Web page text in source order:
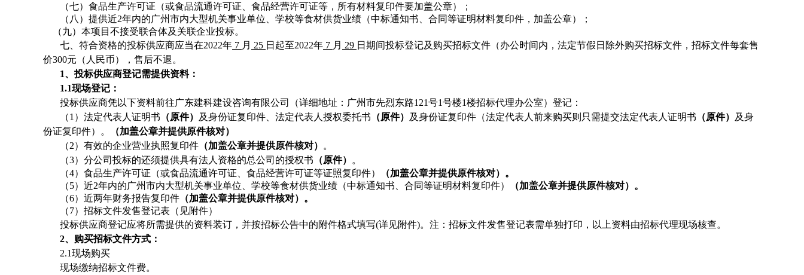
（七）食品生产许可证（或食品流通许可证、食品经营许可证等，所有材料复印件要加盖公章）；
（八）提供近2年内的广州市内大型机关事业单位、学校等食材供货业绩（中标通知书、合同等证明材料复印件，加盖公章）；
（九）本项目不接受联合体及关联企业投标。
七、符合资格的投标供应商应当在2022年 7 月 25 日起至2022年 7 月 29 日期间投标登记及购买招标文件（办公时间内，法定节假日除外购买招标文件，招标文件每套售
价300元（人民币），售后不退。
1、投标供应商登记需提供资料：
1.1现场登记：
投标供应商凭以下资料前往广东建科建设咨询有限公司（详细地址：广州市先烈东路121号1号楼1楼招标代理办公室）登记：
（1）法定代表人证明书 （原件） 及身份证复印件、法定代表人授权委托书 （原件） 及身份证复印件（法定代表人前来购买则只需提交法定代表人证明书 （原件）
及身
份证复印件）。
（加盖公章并提供原件核对）
（2）有效的企业营业执照复印件 （加盖公章并提供原件核对）
。
（3）分公司投标的还须提供具有法人资格的总公司的授权书 （原件）
。
（4）食品生产许可证（或食品流通许可证、食品经营许可证等证照复印件）
（加盖公章并提供原件核对）。
（5）近2年内的广州市内大型机关事业单位、学校等食材供货业绩（中标通知书、合同等证明材料复印件）
（加盖公章并提供原件核对）。
（6）近两年财务报告复印件 （加盖公章并提供原件核对）。
（7）招标文件发售登记表（见附件）
投标供应商登记应将所需提供的资料装订，并按招标公告中的附件格式填写(详见附件)。注：招标文件发售登记表需单独打印，以上资料由招标代理现场核查。
2、购买招标文件方式：
2.1现场购买
现场缴纳招标文件费。